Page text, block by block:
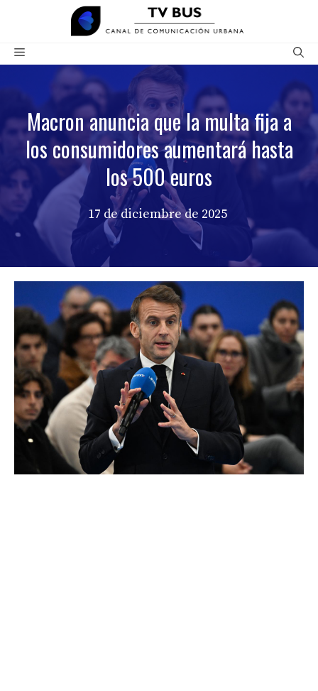
contenido
Menú
Macron anuncia que la multa fija a
los consumidores aumentará hasta
los 500 euros
17 de diciembre de 2025